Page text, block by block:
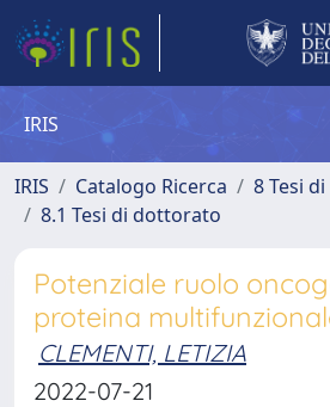
IRIS
IRIS Catalogo Ricerca
8 Tesi
8.1 Tesi di dottorato
Potenziale ruolo
proteina
CLEMENTI, LETIZIA
2022-07-21